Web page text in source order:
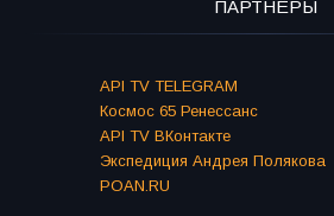
ПАРТНЁРЫ
API TV TELEGRAM
Космос 65 Ренессанс
API TV ВКонтакте
Экспедиция Андрея Полякова
POAN.RU